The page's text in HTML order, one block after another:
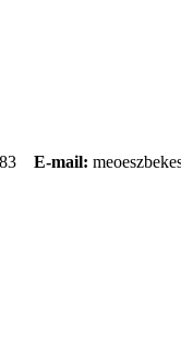
E-mail: